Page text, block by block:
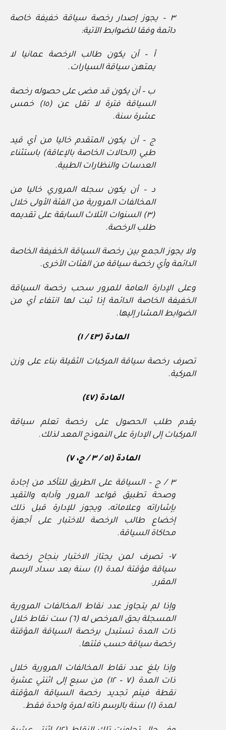
٣ – يجوز إصدار رخصة سياقة خفيفة خاصة
دائمة وفقا للضوابط الآتية:
أ – أن يكون طالب الرخصة عمانيا لا
يمتهن سياقة السيارات.
ب – أن يكون قد مضى على حصوله رخصة
السياقة فترة لا تقل عن (١٥) خمس
عشرة سنة.
ج – أن يكون المتقدم خاليا من أي قيد
طبي (الحالات الخاصة بالإعاقة) باستثناء
العدسات والنظارات الطبية.
د – أن يكون سجله المروري خاليا من
المخالفات المرورية من الفئة الأولى خلال
(٣) السنوات الثلاث السابقة على تقديمه
طلب الرخصة.
ولا يجوز الجمع بين رخصة السياقة الخفيفة الخاصة
الدائمة وأي رخصة سياقة من الفئات الأخرى.
وعلى الإدارة العامة للمرور سحب رخصة السياقة
الخفيفة الخاصة الدائمة إذا ثبت لها انتفاء أي من
الضوابط المشار إليها.
المادة (٤٣ / ١)
تصرف رخصة سياقة المركبات الثقيلة بناء على وزن
المركبة.
المادة (٤٧)
يقدم طلب الحصول على رخصة تعلم سياقة
المركبات إلى الإدارة على النموذج المعد لذلك.
المادة (٥١ / ٣ / ج، ٧)
٣ / ج – السياقة على الطريق للتأكد من إجادة
وصحة تطبيق قواعد المرور وآدابه والتقيد
بإشاراته وعلاماته، ويجوز للإدارة قبل ذلك
إخضاع طالب الرخصة للاختبار على أجهزة
محاكاة السياقة.
٧- تصرف لمن يجتاز الاختبار بنجاح رخصة
سياقة مؤقتة لمدة (١) سنة بعد سداد الرسم
المقرر.
وإذا لم يتجاوز عدد نقاط المخالفات المرورية
المسجلة بحق المرخص له (٦) ست نقاط خلال
ذات المدة تستبدل برخصة السياقة المؤقتة
رخصة سياقة حسب فئتها.
وإذا بلغ عدد نقاط المخالفات المرورية خلال
ذات المدة (٧ – ١٢) من سبع إلى اثنتي عشرة
نقطة فيتم تجديد رخصة السياقة المؤقتة
لمدة (١) سنة بالرسم ذاته لمرة واحدة فقط.